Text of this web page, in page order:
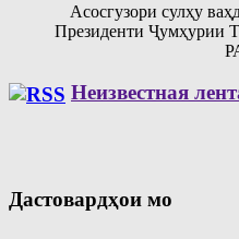
Асосгузори сулҳу
Президенти Ҷумҳурии
Неизвестная
Дастовардҳои мо